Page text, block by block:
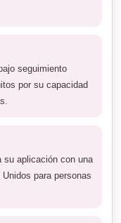
seguimiento
por su capacidad
su aplicación con una
para personas